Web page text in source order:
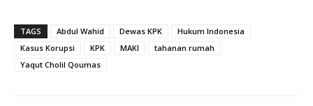
TAGS Abdul Wahid Dewas KPK
Hukum Indonesia
Kasus Korupsi
KPK MAKI
tahanan rumah
Yaqut Cholil Qoumas